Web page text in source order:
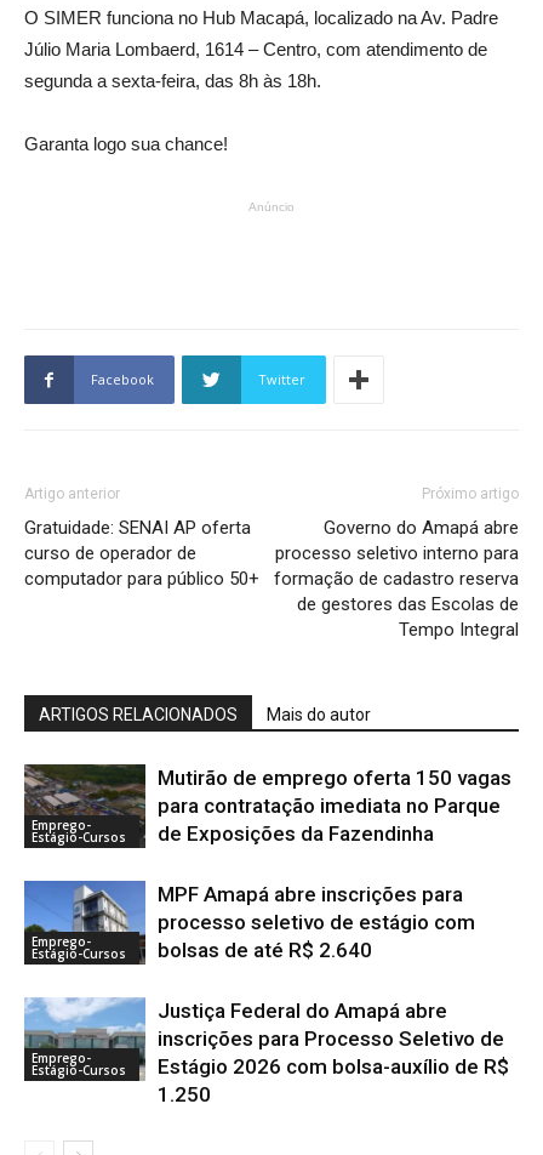
O SIMER funciona no Hub Macapá, localizado na Av. Padre
Júlio Maria Lombaerd, 1614 – Centro, com atendimento de
segunda a sexta-feira, das 8h às 18h.
Garanta logo sua chance!
Anúncio
Facebook Twitter
Artigo anterior
Gratuidade: SENAI AP oferta
curso de operador de
computador para público 50+
Próximo artigo
Governo do Amapá abre
processo seletivo interno para
formação de cadastro reserva
de gestores das Escolas de
Tempo Integral
ARTIGOS RELACIONADOS Mais do autor
Emprego-
Estágio-Cursos
Mutirão de emprego oferta 150 vagas
para contratação imediata no Parque
de Exposições da Fazendinha
Emprego-
Estágio-Cursos
MPF Amapá abre inscrições para
processo seletivo de estágio com
bolsas de até R$ 2.640
Emprego-
Estágio-Cursos
Justiça Federal do Amapá abre
inscrições para Processo Seletivo de
Estágio 2026 com bolsa-auxílio de R$
1.250